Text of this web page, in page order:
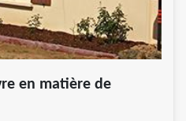
en matière de